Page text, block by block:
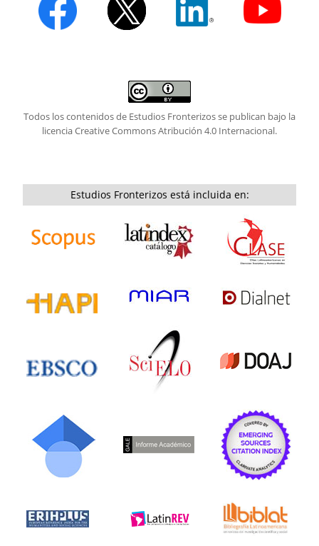
Todos los contenidos de Estudios Fronterizos se publican bajo la
licenciaCreative Commons Atribución 4.0 Internacional.
Estudios Fronterizos está incluida en: